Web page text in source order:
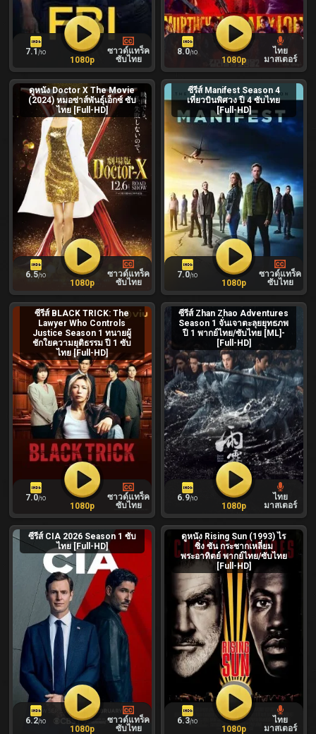
7.1/10
ซาวด์แทร็ค
ซับไทย
1080p
8.0/10
ไทย
มาสเตอร์
1080p
ดูหนัง Doctor X The Movie
(2024) หมอซ่าส์พันธุ์เอ็กซ์ ซับ
ไทย [Full-HD]
6.5/10
ซาวด์แทร็ค
ซับไทย
1080p
ซีรีส์ Manifest Season 4
เที่ยวบินพิศวง ปี 4 ซับไทย
[Full-HD]
7.0/10
ซาวด์แทร็ค
ซับไทย
1080p
ซีรีส์ BLACK TRICK: The
Lawyer Who Controls
Justice Season 1 ทนายผู้
ชักใยความยุติธรรม ปี 1 ซับ
ไทย [Full-HD]
7.0/10
ซาวด์แทร็ค
ซับไทย
1080p
ซีรีส์ Zhan Zhao Adventures
Season 1 จั่นเจาตะลุยยุทธภพ
ปี 1 พากย์ไทย/ซับไทย [ML]-
[Full-HD]
6.9/10
ไทย
มาสเตอร์
1080p
ซีรีส์ CIA 2026 Season 1 ซับ
ไทย [Full-HD]
6.2/10
ซาวด์แทร็ค
ซับไทย
1080p
ดูหนัง Rising Sun (1993) ไร
ซิ่ง ซัน กระชากเหลี่ยม
พระอาทิตย์ พากย์ไทย/ซับไทย
[Full-HD]
6.3/10
ไทย
มาสเตอร์
1080p